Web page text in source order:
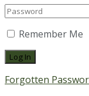
Remember Me
Forgotten